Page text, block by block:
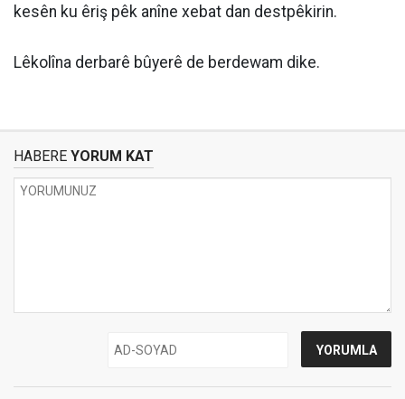
kesên ku êriş pêk anîne xebat dan destpêkirin.
Lêkolîna derbarê bûyerê de berdewam dike.
HABERE YORUM KAT